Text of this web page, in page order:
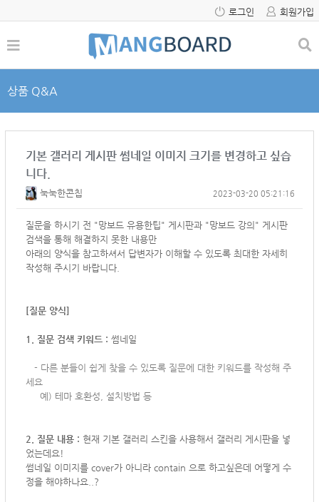
로그인 회원가입
상품 Q&A
기본 갤러리 게시판 썸네일 이미지 크기를 변경하고 싶습
니다.
눅눅한콘칩 2023-03-20 05:21:16
질문을 하시기 전 "망보드 유용한팁" 게시판과 "망보드 강의" 게시판
검색을 통해 해결하지 못한 내용만
아래의 양식을 참고하셔서 답변자가 이해할 수 있도록 최대한 자세히
작성해 주시기 바랍니다.
[질문 양식]
1. 질문 검색 키워드 : 썸네일
- 다른 분들이 쉽게 찾을 수 있도록 질문에 대한 키워드를 작성해 주
세요
예) 테마 호환성, 설치방법 등
2. 질문 내용 : 현재 기본 갤러리 스킨을 사용해서 갤러리 게시판을 넣
었는데요!
썸네일 이미지를 cover가 아니라 contain 으로 하고싶은데 어떻게 수
정을 해야하나요..?